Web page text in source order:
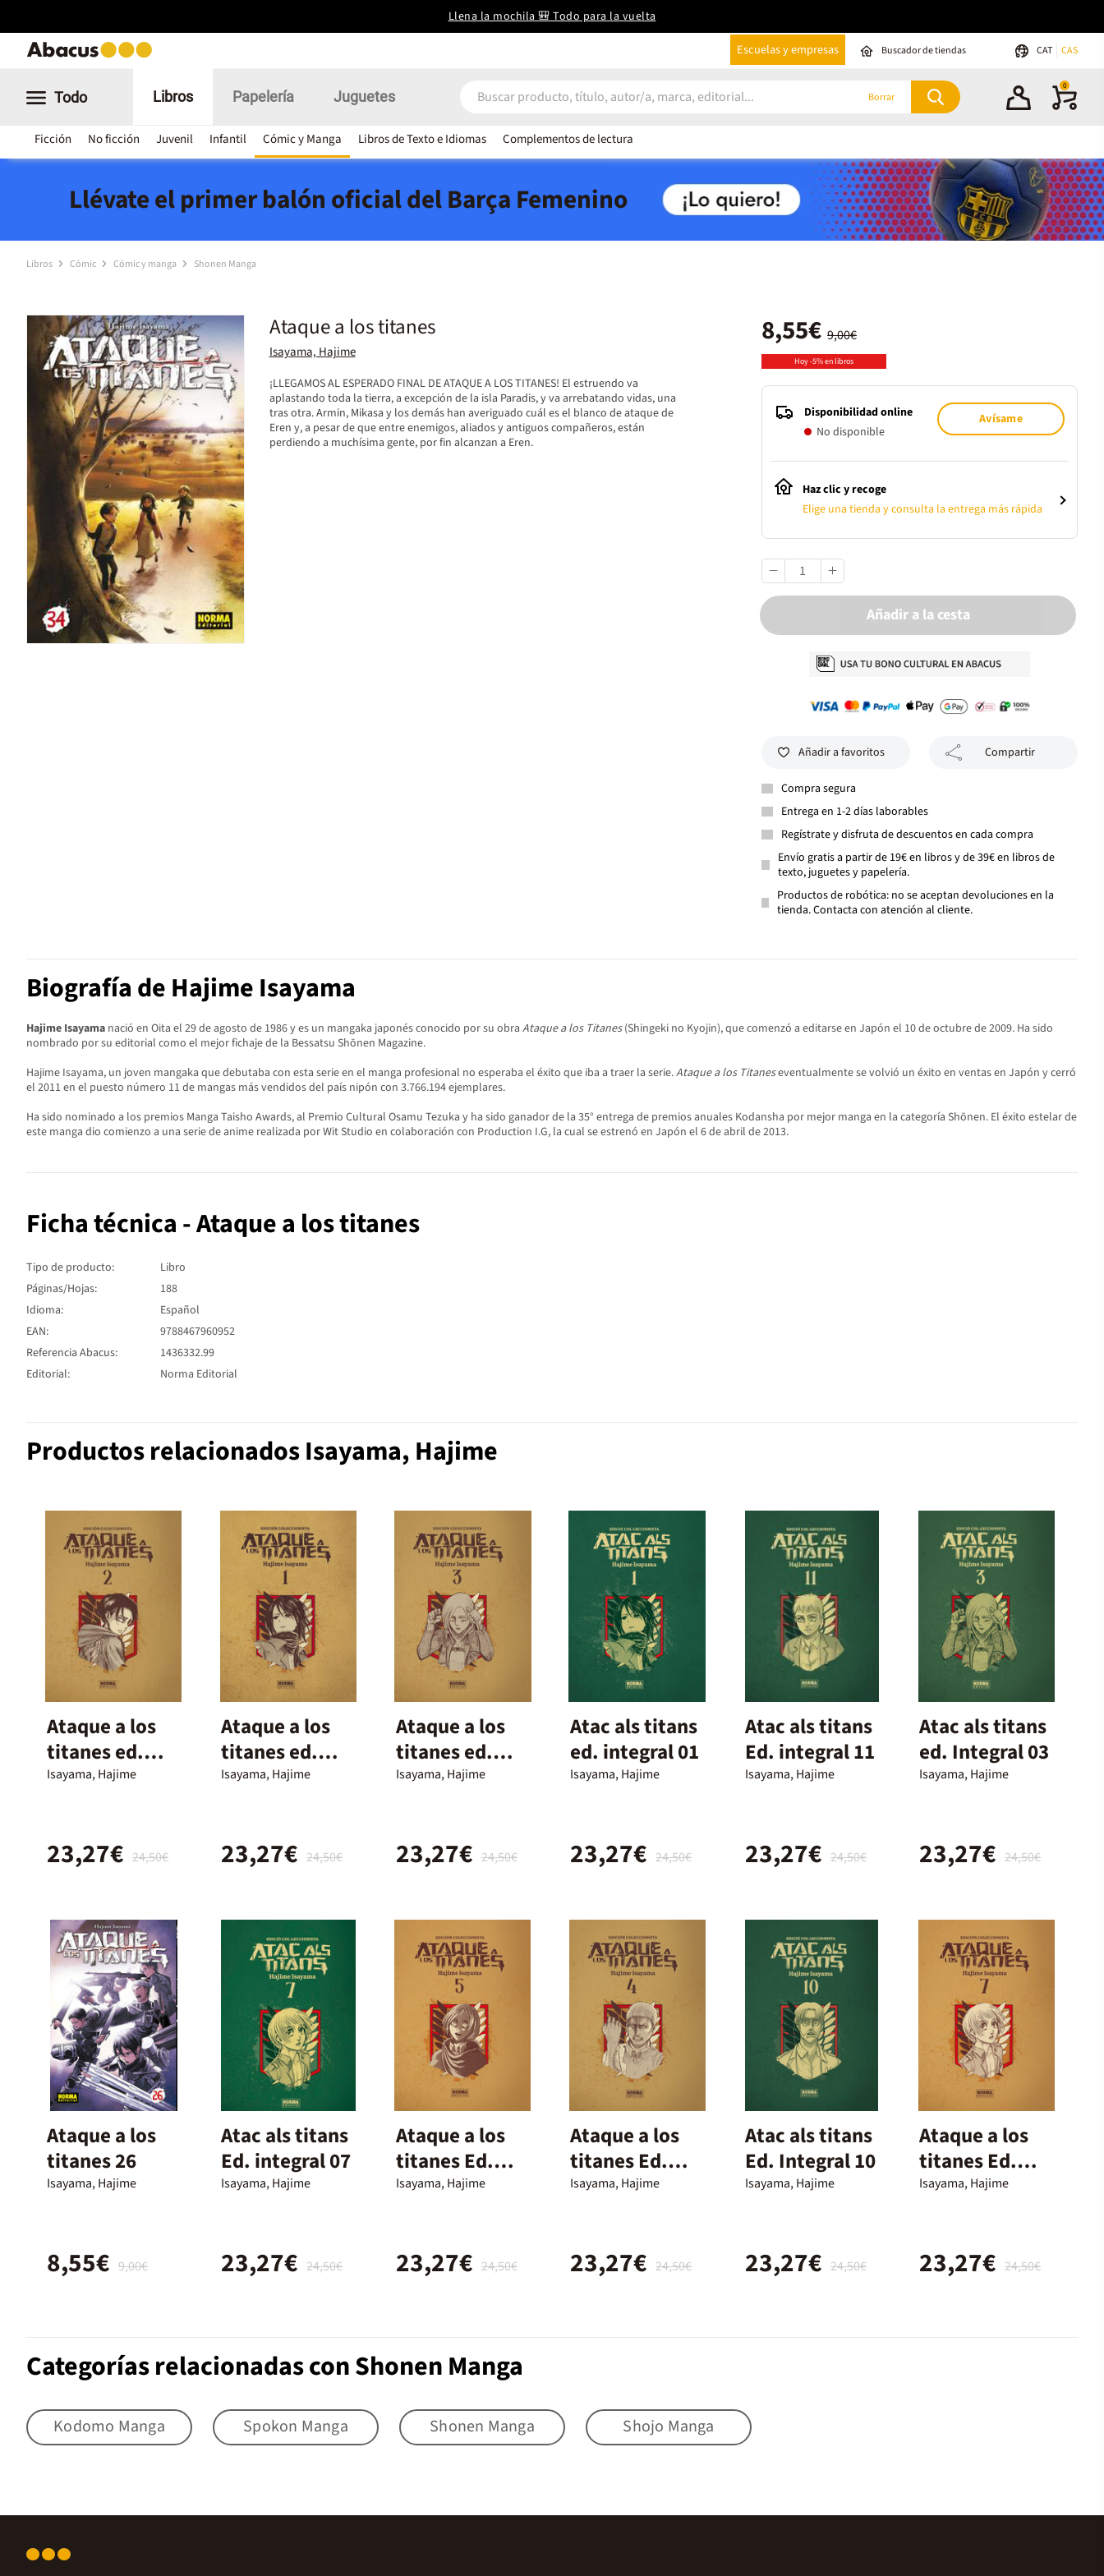
Llena la mochila 🎒 Todo para la vuelta
Escuelas y empresas Buscador de tiendas CAT CAS
Todo Libros
Ficción No ficción Juvenil Infantil Cómic y Manga Libros de Texto e Idiomas Complementos de lectura
Papelería Juguetes Borrar
0
Llévate el primer balón oficial del Barça Femenino
Libros Cómic Cómic y manga Shonen Manga
Ataque a los titanes
Isayama, Hajime
¡LLEGAMOS AL ESPERADO FINAL DE ATAQUE A LOS TITANES! El estruendo va
aplastando toda la tierra, a excepción de la isla Paradis, y va arrebatando vidas, una
tras otra. Armin, Mikasa y los demás han averiguado cuál es el blanco de ataque de
Eren y, a pesar de que entre enemigos, aliados y antiguos compañeros, están
perdiendo a muchísima gente, por fin alcanzan a Eren.
9,00€
8,55€
Hoy -5% en libros
Disponibilidad online
No disponible
Avísame
Haz clic y recoge
Elige una tienda y consulta la entrega más rápida
Añadir a la cesta
Añadir a favoritos Compartir
Compra segura
Entrega en 1-2 días laborables
Regístrate y disfruta de descuentos en cada compra
Envío gratis a partir de 19€ en libros y de 39€ en libros de
texto, juguetes y papelería.
Productos de robótica: no se aceptan devoluciones en la
tienda. Contacta con atención al cliente.
Biografía de Hajime Isayama
Hajime Isayama nació en Oita el 29 de agosto de 1986 y es un mangaka japonés conocido por su obra Ataque a los Titanes(Shingeki no Kyojin), que comenzó a editarse en Japón el 10 de octubre de 2009. Ha sido
nombrado por su editorial como el mejor fichaje de la Bessatsu Shōnen Magazine.
Hajime Isayama, un joven mangaka que debutaba con esta serie en el manga profesional no esperaba el éxito que iba a traer la serie.Ataque a los Titaneseventualmente se volvió un éxito en ventas en Japón y cerró
el 2011 en el puesto número 11 de mangas más vendidos del país nipón con 3.766.194 ejemplares.
Ha sido nominado a los premios Manga Taisho Awards, al Premio Cultural Osamu Tezuka y ha sido ganador de la 35° entrega de premios anuales Kodansha por mejor manga en la categoría Shōnen. El éxito estelar de
este manga dio comienzo a una serie de anime realizada por Wit Studio en colaboración con Production I.G, la cual se estrenó en Japón el 6 de abril de 2013.
Ficha técnica - Ataque a los titanes
Tipo de producto:
Libro
Páginas/Hojas:
188
Idioma:
Español
EAN:
9788467960952
Referencia Abacus:
1436332.99
Editorial:
Norma Editorial
Productos relacionados Isayama, Hajime
Ataque a los
titanes ed.
integral 02
Isayama, Hajime
24,50€
23,27€
Ataque a los
titanes ed.
integral 01
Isayama, Hajime
24,50€
23,27€
Ataque a los
titanes ed.
Integral 03
Isayama, Hajime
24,50€
23,27€
Atac als titans
ed. integral 01
Isayama, Hajime
24,50€
23,27€
Atac als titans
Ed. integral 11
Isayama, Hajime
24,50€
23,27€
Atac als titans
ed. Integral 03
Isayama, Hajime
24,50€
23,27€
Ataque a los
titanes 26
Isayama, Hajime
9,00€
8,55€
Atac als titans
Ed. integral 07
Isayama, Hajime
24,50€
23,27€
Ataque a los
titanes Ed.
Integral 05
Isayama, Hajime
24,50€
23,27€
Ataque a los
titanes Ed.
Integral 04
Isayama, Hajime
24,50€
23,27€
Atac als titans
Ed. Integral 10
Isayama, Hajime
24,50€
23,27€
Ataque a los
titanes Ed.
integral 07
Isayama, Hajime
24,50€
23,27€
Categorías relacionadas con Shonen Manga
Kodomo Manga Spokon Manga Shonen Manga Shojo Manga